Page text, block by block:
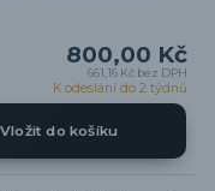
800,00 Kč
661,16 Kč bez DPH
K odeslání do 2 týdnů
Vložit do košíku